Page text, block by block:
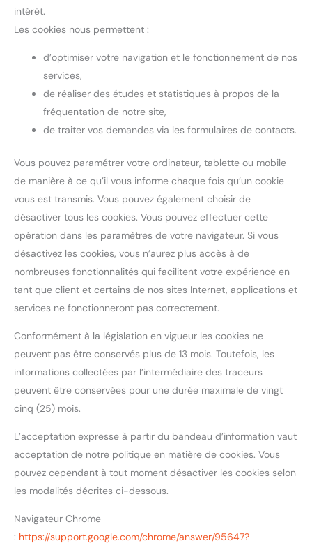
intérêt.
Les cookies nous permettent :
d’optimiser votre navigation et le fonctionnement de nos
services,
de réaliser des études et statistiques à propos de la
fréquentation de notre site,
de traiter vos demandes via les formulaires de contacts.
Vous pouvez paramétrer votre ordinateur, tablette ou mobile
de manière à ce qu’il vous informe chaque fois qu’un cookie
vous est transmis. Vous pouvez également choisir de
désactiver tous les cookies. Vous pouvez effectuer cette
opération dans les paramètres de votre navigateur. Si vous
désactivez les cookies, vous n’aurez plus accès à de
nombreuses fonctionnalités qui facilitent votre expérience en
tant que client et certains de nos sites Internet, applications et
services ne fonctionneront pas correctement.
Conformément à la législation en vigueur les cookies ne
peuvent pas être conservés plus de 13 mois. Toutefois, les
informations collectées par l’intermédiaire des traceurs
peuvent être conservées pour une durée maximale de vingt
cinq (25) mois.
L’acceptation expresse à partir du bandeau d’information vaut
acceptation de notre politique en matière de cookies. Vous
pouvez cependant à tout moment désactiver les cookies selon
les modalités décrites ci-dessous.
Navigateur Chrome
: https://support.google.com/chrome/answer/95647?